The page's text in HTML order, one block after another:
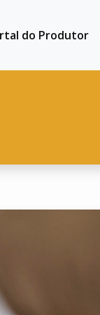
do Produtor